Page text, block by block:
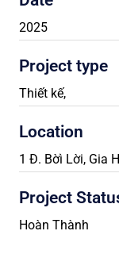
2025
Project type
Thiết kế,
Location
1 Đ. Bờì Lời, Gia
Project
Hoàn Thành